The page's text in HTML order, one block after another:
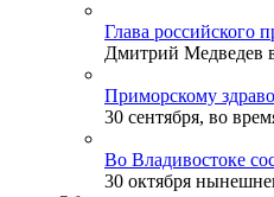
Глава российского
Дмитрий Медведев
Приморскому
30 сентября, во
Во Владивостоке
30 октября